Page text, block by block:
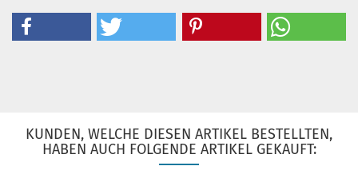
KUNDEN, WELCHE DIESEN ARTIKEL BESTELLTEN,
HABEN AUCH FOLGENDE ARTIKEL GEKAUFT: